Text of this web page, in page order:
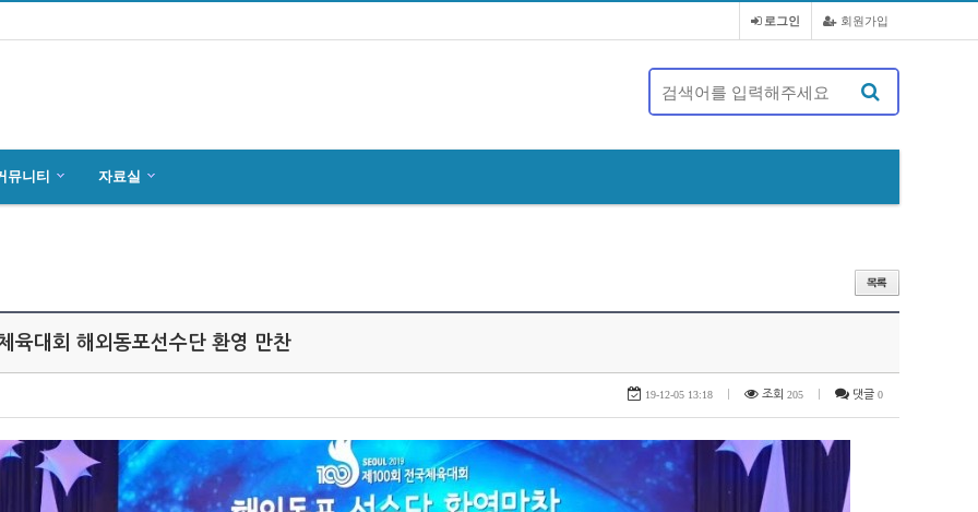
회원가입
로그인
뮤니티 자료실
육대회 해외동포선수단 환영 만찬
19-12-05 13:18 조회 205 댓글 0